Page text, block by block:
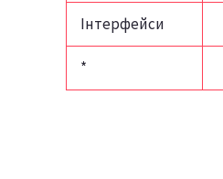
Інтерфейси
*